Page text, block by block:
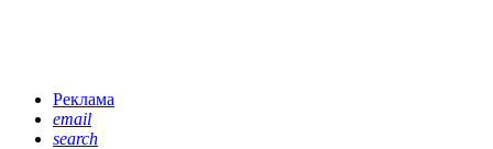
Реклама
email
search